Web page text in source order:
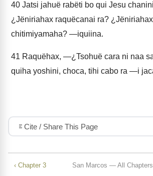
40 Jatsi jahuë rabëti bo qui Jesu
¿Jëniriahax raquëcanai ra?
chitimiyamaha? —iquiina.
41 Raquëhax, —¿Tsohuë cara ni naa
quiha yoshini, choca, tihi cabo ra —i
Cite / Share This Page
‹ Chapter 3 San Marcos — All Chapters